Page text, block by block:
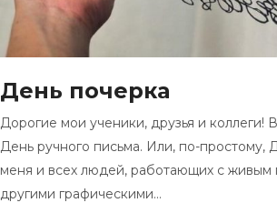
День почерка
Дорогие мои ученики, друзья и коллеги!
День ручного письма. Или, по-простому,
меня и всех людей, работающих с живым
другими графическими…